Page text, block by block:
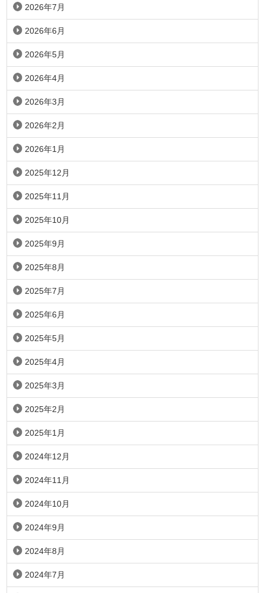
2026年7月
2026年6月
2026年5月
2026年4月
2026年3月
2026年2月
2026年1月
2025年12月
2025年11月
2025年10月
2025年9月
2025年8月
2025年7月
2025年6月
2025年5月
2025年4月
2025年3月
2025年2月
2025年1月
2024年12月
2024年11月
2024年10月
2024年9月
2024年8月
2024年7月